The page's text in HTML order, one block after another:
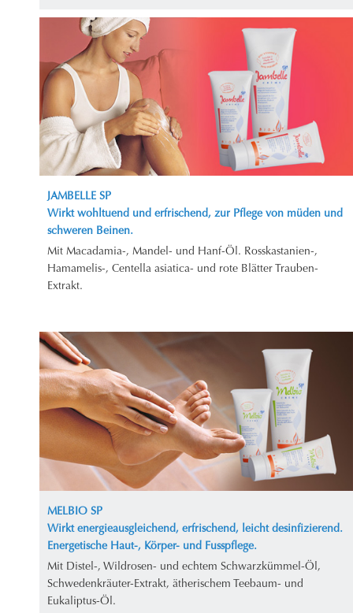
JAMBELLE SP
Wirkt wohltuend und erfrischend, zur Pflege von müden und
schweren Beinen.
Mit Macadamia-, Mandel- und Hanf-Öl. Rosskastanien-,
Hamamelis-, Centella asiatica- und rote Blätter Trauben-
Extrakt.
MELBIO SP
Wirkt energieausgleichend, erfrischend, leicht desinfizierend.
Energetische Haut-, Körper- und Fusspflege.
Mit Distel-, Wildrosen- und echtem Schwarzkümmel-Öl,
Schwedenkräuter-Extrakt, ätherischem Teebaum- und
Eukaliptus-Öl.